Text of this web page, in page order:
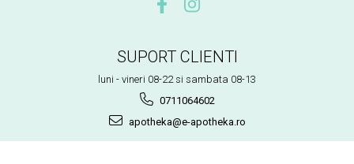
SUPORT CLIENTI
luni - vineri 08-22 si sambata 08-13
0711064602
apotheka@e-apotheka.ro